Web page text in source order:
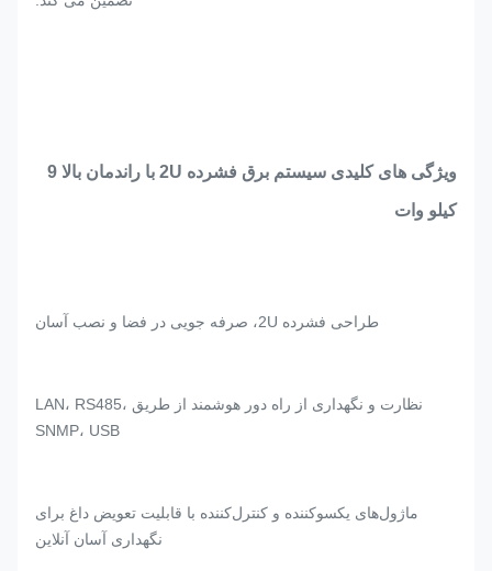
ویژگی های کلیدی سیستم برق فشرده 2U با راندمان بالا 9
کیلو وات
طراحی فشرده 2U، صرفه جویی در فضا و نصب آسان
نظارت و نگهداری از راه دور هوشمند از طریق LAN، RS485،
SNMP، USB
ماژول‌های یکسوکننده و کنترل‌کننده با قابلیت تعویض داغ برای
نگهداری آسان آنلاین